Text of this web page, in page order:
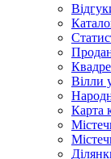
Вілли
Карта